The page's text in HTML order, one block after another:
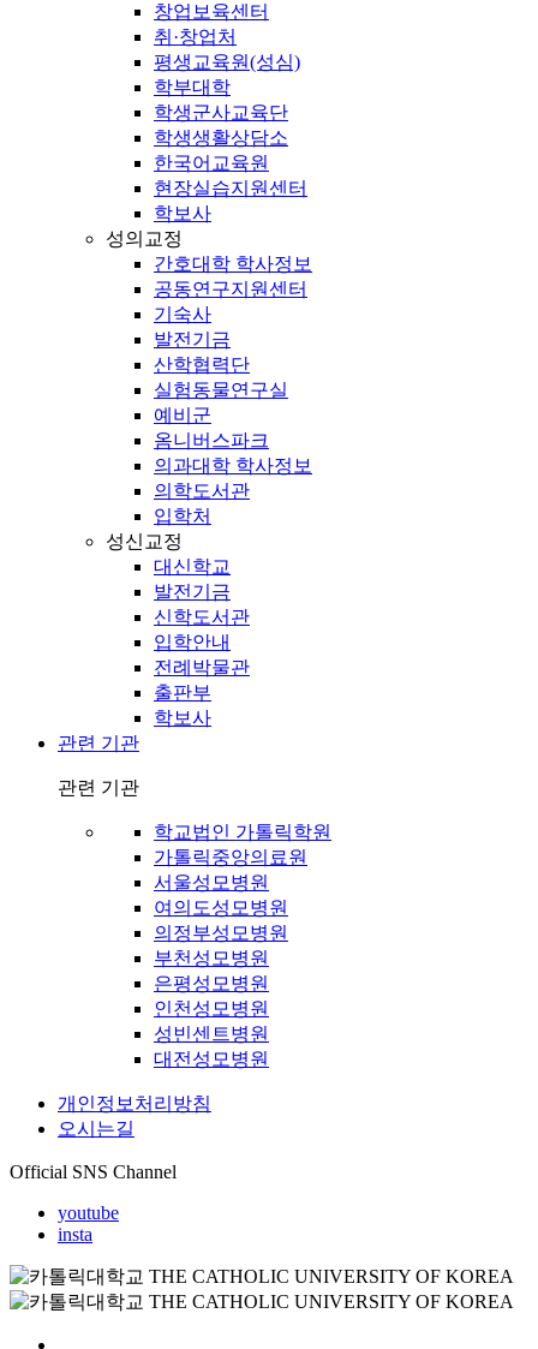
창업보육센터
취·창업처
평생교육원(성심)
학부대학
학생군사교육단
학생생활상담소
한국어교육원
현장실습지원센터
학보사
성의교정
간호대학 학사정보
공동연구지원센터
기숙사
발전기금
산학협력단
실험동물연구실
예비군
옴니버스파크
의과대학 학사정보
의학도서관
입학처
성신교정
대신학교
발전기금
신학도서관
입학안내
전례박물관
출판부
학보사
관련 기관
관련 기관
학교법인 가톨릭학원
가톨릭중앙의료원
서울성모병원
여의도성모병원
의정부성모병원
부천성모병원
은평성모병원
인천성모병원
성빈센트병원
대전성모병원
개인정보처리방침
오시는길
Official SNS Channel
youtube
insta